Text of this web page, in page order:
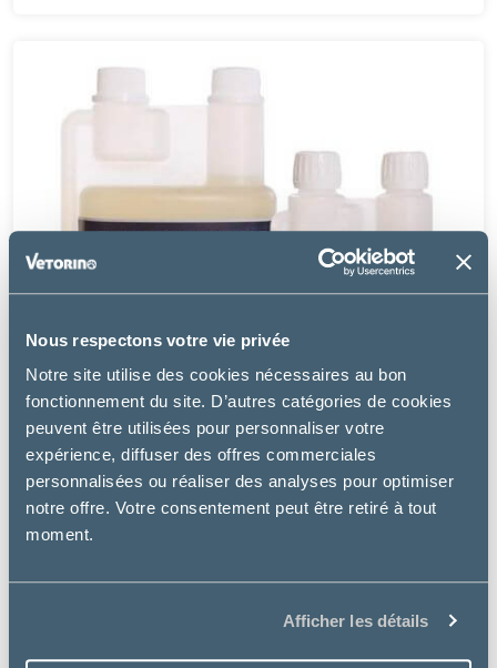
Nous respectons votre vie privée
Notre site utilise des cookies nécessaires au bon
fonctionnement du site. D’autres catégories de cookies
peuvent être utilisées pour personnaliser votre
expérience, diffuser des offres commerciales
personnalisées ou réaliser des analyses pour optimiser
notre offre. Votre consentement peut être retiré à tout
moment.
Afficher les détails
BALSASYRUP
28.12€